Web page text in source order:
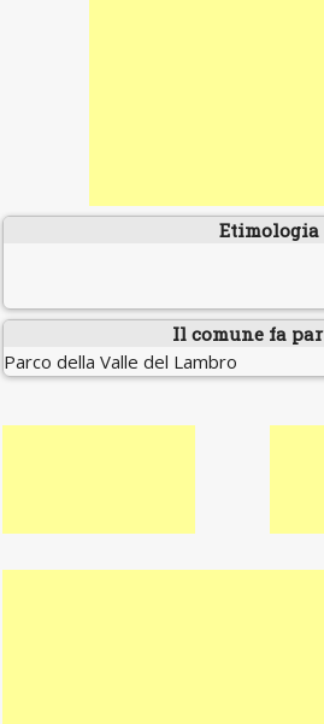
Etimologia
Il comune fa
Parco della Valle del Lambro